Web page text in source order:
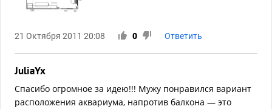
21 Октября 2011 20:08 0 Ответить
JuliaYx
Спасибо огромное за идею!!! Мужу понравился вариант
расположения аквариума, напротив балкона — это